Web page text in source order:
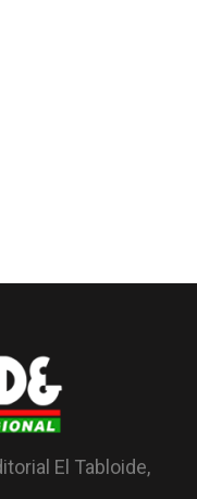
El Tabloide,